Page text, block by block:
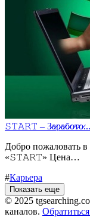
𝚂𝚃𝙰𝚁𝚃 – З̷а̷р̷а̷б̷о̷т̷о̷...
Добро пожаловать в
«𝚂𝚃𝙰𝚁𝚃» Цена…
#Карьера
Показать еще
© 2025
каналов.